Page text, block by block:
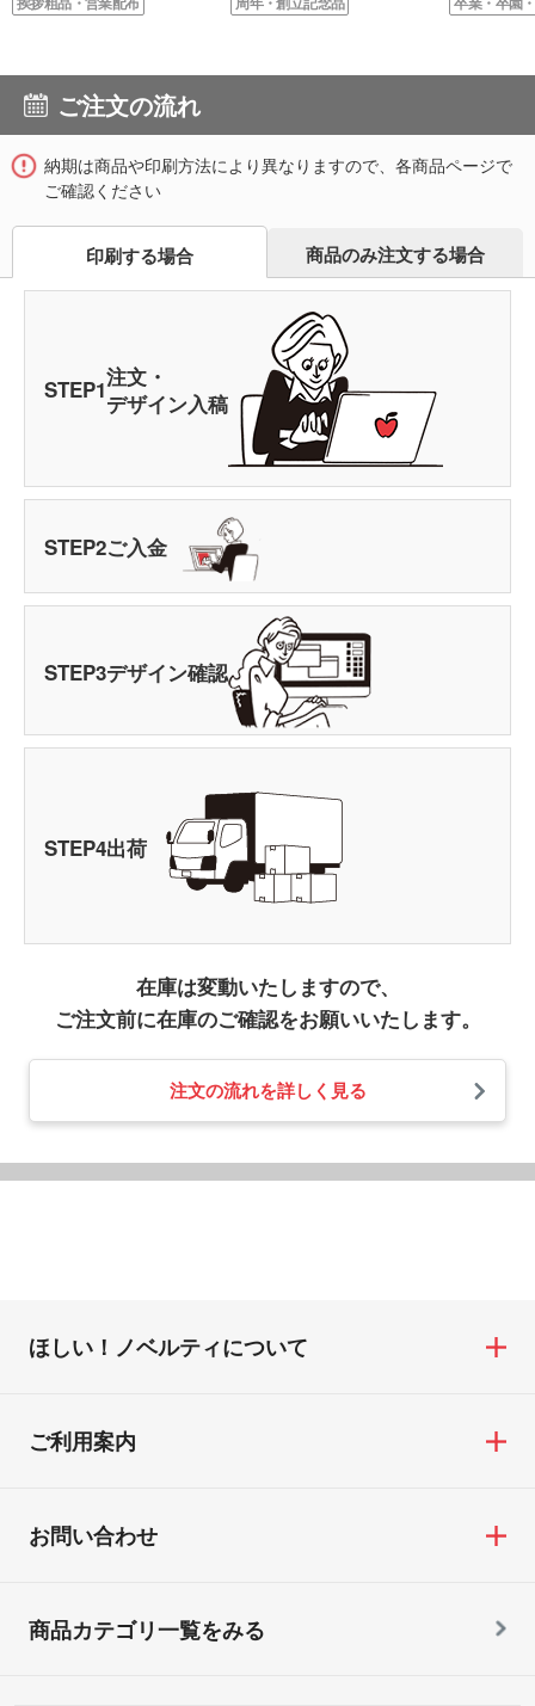
ご注文の流れ
納期は商品や印刷方法により異なりますので、各商品ページで
ご確認ください
印刷する場合 商品のみ注文する場合
STEP1注文・
デザイン入稿
STEP2ご入金
STEP3デザイン確認
STEP4出荷
在庫は変動いたしますので、
ご注文前に在庫のご確認をお願いいたします。
注文の流れを詳しく見る
ほしい！ノベルティについて
ご利用案内
お問い合わせ
商品カテゴリ一覧をみる